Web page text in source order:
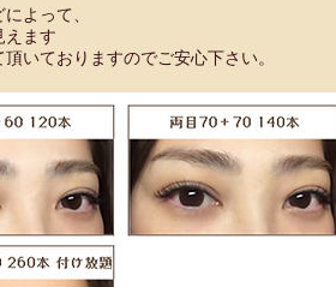
って、
ます
ておりますのでご安心下さい。